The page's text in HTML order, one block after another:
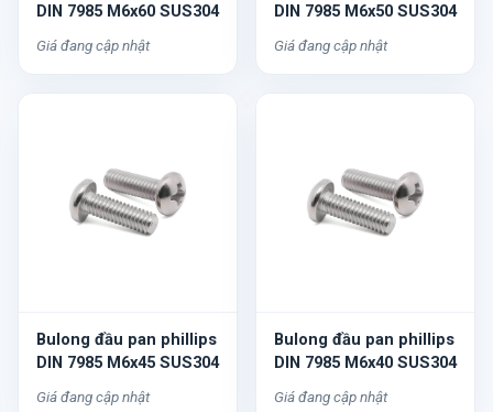
DIN 7985 M6x60 SUS304
Giá đang cập nhật
DIN 7985 M6x50 SUS304
Giá đang cập nhật
Bulong đầu pan phillips
DIN 7985 M6x45 SUS304
Giá đang cập nhật
Bulong đầu pan phillips
DIN 7985 M6x40 SUS304
Giá đang cập nhật